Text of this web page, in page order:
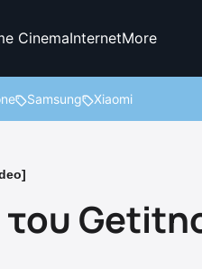
CinemaInternetMore
Samsung Xiaomi